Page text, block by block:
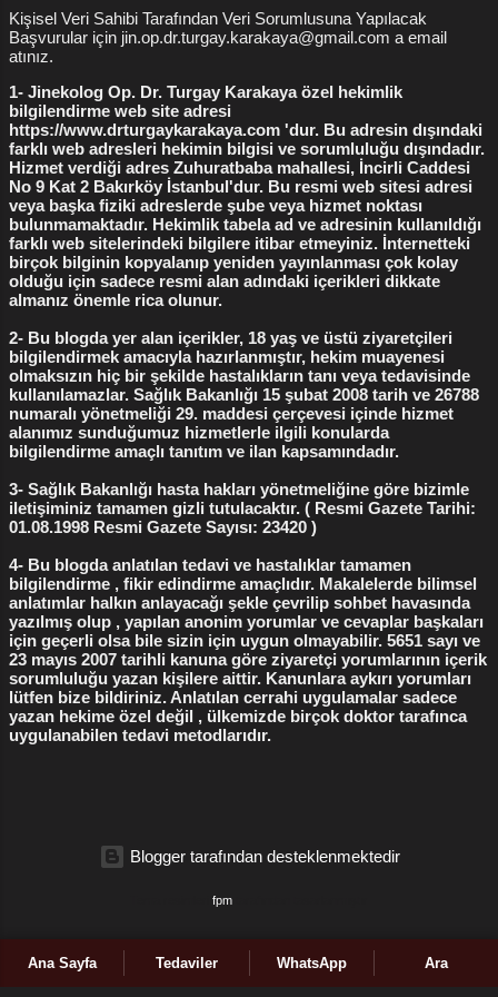
Ana Sayfa Tedaviler WhatsApp Ara
nasıl anlaşılır diye soru soruyorlar. *** Kızlık
Zarı Muayenesi ve Dikimi Fiyat Listesini
kaydetmeniz gerekmez - gizli kalır ) Kızlık Zarı
Bozulması ve Kızlık Zarı Muayanesi
Yorumlarını Okuyun Kızlık Zarı Bozulması
Yorumları Blog Siteler Ayrıca kızlık zarları
hakkında tüm arkadaşlarından görüş alanlar
bile oluyor , kızlık zarının resmini çekip
WhatsApp larında kayı...
Kişisel Veri Sahibi Tarafından Veri Sorumlusuna Yapılacak
Başvurular için jin.op.dr.turgay.karakaya@gmail.com a email
atınız.
1- Jinekolog Op. Dr. Turgay Karakaya özel hekimlik
bilgilendirme web site adresi
https://www.drturgaykarakaya.com 'dur. Bu adresin dışındaki
farklı web adresleri hekimin bilgisi ve sorumluluğu dışındadır.
Hizmet verdiği adres Zuhuratbaba mahallesi, İncirli Caddesi
No 9 Kat 2 Bakırköy İstanbul'dur. Bu resmi web sitesi adresi
veya başka fiziki adreslerde şube veya hizmet noktası
bulunmamaktadır. Hekimlik tabela ad ve adresinin kullanıldığı
farklı web sitelerindeki bilgilere itibar etmeyiniz. İnternetteki
birçok bilginin kopyalanıp yeniden yayınlanması çok kolay
olduğu için sadece resmi alan adındaki içerikleri dikkate
almanız önemle rica olunur.
2- Bu blogda yer alan içerikler, 18 yaş ve üstü ziyaretçileri
bilgilendirmek amacıyla hazırlanmıştır, hekim muayenesi
olmaksızın hiç bir şekilde hastalıkların tanı veya tedavisinde
kullanılamazlar. Sağlık Bakanlığı 15 şubat 2008 tarih ve 26788
numaralı yönetmeliği 29. maddesi çerçevesi içinde hizmet
alanımız sunduğumuz hizmetlerle ilgili konularda
bilgilendirme amaçlı tanıtım ve ilan kapsamındadır.
3- Sağlık Bakanlığı hasta hakları yönetmeliğine göre bizimle
iletişiminiz tamamen gizli tutulacaktır. ( Resmi Gazete Tarihi:
01.08.1998 Resmi Gazete Sayısı: 23420 )
4- Bu blogda anlatılan tedavi ve hastalıklar tamamen
bilgilendirme , fikir edindirme amaçlıdır. Makalelerde bilimsel
anlatımlar halkın anlayacağı şekle çevrilip sohbet havasında
yazılmış olup , yapılan anonim yorumlar ve cevaplar başkaları
için geçerli olsa bile sizin için uygun olmayabilir. 5651 sayı ve
23 mayıs 2007 tarihli kanuna göre ziyaretçi yorumlarının içerik
sorumluluğu yazan kişilere aittir. Kanunlara aykırı yorumları
lütfen bize bildiriniz. Anlatılan cerrahi uygulamalar sadece
yazan hekime özel değil , ülkemizde birçok doktor tarafınca
uygulanabilen tedavi metodlarıdır.
Blogger tarafından desteklenmektedir
fpm